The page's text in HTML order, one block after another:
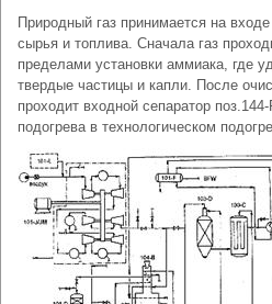
Природный газ принимается на
сырья и топлива. Сначала газ
пределами установки аммиака, где
твердые частицы и капли. После
проходит входной сепаратор
подогрева в технологическом